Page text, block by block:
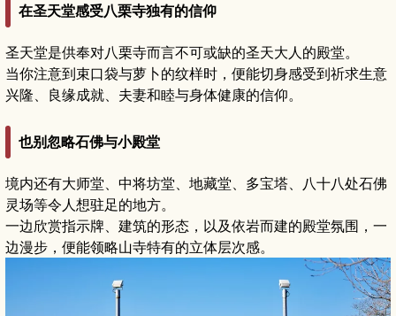
在圣天堂感受八栗寺独有的信仰
圣天堂是供奉对八栗寺而言不可或缺的圣天大人的殿堂。
当你注意到束口袋与萝卜的纹样时，便能切身感受到祈求生意
兴隆、良缘成就、夫妻和睦与身体健康的信仰。
也别忽略石佛与小殿堂
境内还有大师堂、中将坊堂、地藏堂、多宝塔、八十八处石佛
灵场等令人想驻足的地方。
一边欣赏指示牌、建筑的形态，以及依岩而建的殿堂氛围，一
边漫步，便能领略山寺特有的立体层次感。